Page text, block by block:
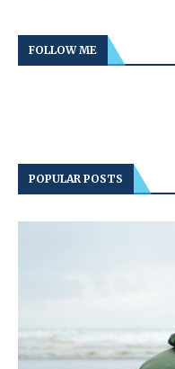
FOLLOW ME
POPULAR POSTS